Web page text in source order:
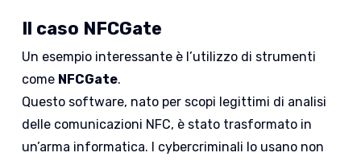
Il caso NFCGate
Un esempio interessante è l’utilizzo di strumenti
come NFCGate.
Questo software, nato per scopi legittimi di analisi
delle comunicazioni NFC, è stato trasformato in
un’arma informatica. I cybercriminali lo usano non